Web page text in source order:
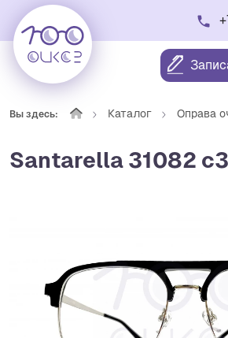
Вы здесь: Каталог Оправа
Santarella 31082 c3